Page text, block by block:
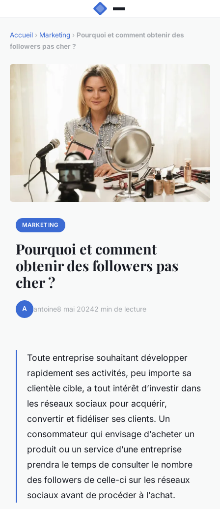
Accueil › Marketing › Pourquoi et comment obtenir des
followers pas cher ?
MARKETING
Pourquoi et comment
obtenir des followers pas
cher ?
A antoine8 mai 20242 min de lecture
Toute entreprise souhaitant développer
rapidement ses activités, peu importe sa
clientèle cible, a tout intérêt d’investir dans
les réseaux sociaux pour acquérir,
convertir et fidéliser ses clients. Un
consommateur qui envisage d’acheter un
produit ou un service d’une entreprise
prendra le temps de consulter le nombre
des followers de celle-ci sur les réseaux
sociaux avant de procéder à l’achat.